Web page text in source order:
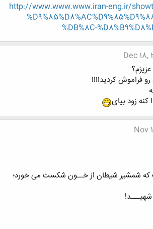
http://www.www.www.iran-eng.ir/
%DB%8C-
Dec 18,
فراموش کردیداااا
زود بیای
Nov
که شمشیر شیطان از خــون شکست می خورد؛